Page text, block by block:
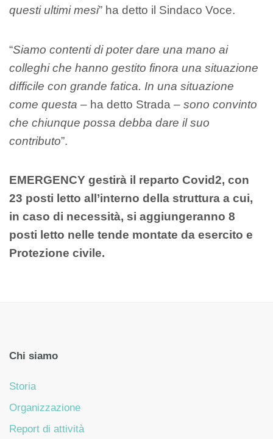
questi ultimi mesi” ha detto il Sindaco Voce.
“Siamo contenti di poter dare una mano ai
colleghi che hanno gestito finora una situazione
difficile con grande fatica. In una situazione
come questa – ha detto Strada – sono convinto
che chiunque possa debba dare il suo
contributo”.
EMERGENCY gestirà il reparto Covid2, con
23 posti letto all’interno della struttura a cui,
in caso di necessità, si aggiungeranno 8
posti letto nelle tende montate da esercito e
Protezione civile.
Chi siamo
Storia
Organizzazione
Report di attività